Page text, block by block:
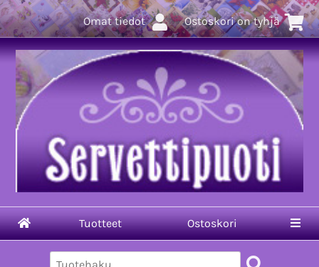
Omat tiedot Ostoskori on tyhjä
Tuotteet Ostoskori